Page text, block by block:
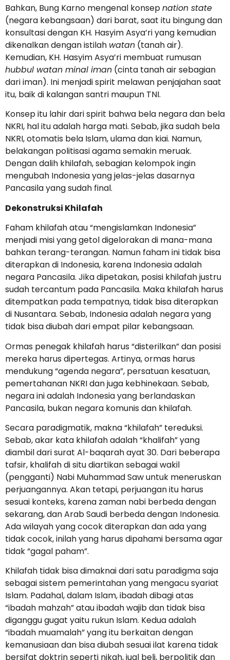
Bahkan, Bung Karno mengenal konsepnation state
(negara kebangsaan) dari barat, saat itu bingung dan
konsultasi dengan KH. Hasyim Asya’ri yang kemudian
dikenalkan dengan istilah watan (tanah air).
Kemudian, KH. Hasyim Asya’ri membuat rumusan
hubbul watan minal iman (cinta tanah air sebagian
dari iman). Ini menjadi spirit melawan penjajahan saat
itu, baik di kalangan santri maupun TNI.
Konsep itu lahir dari spirit bahwa bela negara dan bela
NKRI, hal itu adalah harga mati. Sebab, jika sudah bela
NKRI, otomatis bela Islam, ulama dan kiai. Namun,
belakangan politisasi agama semakin meruak.
Dengan dalih khilafah, sebagian kelompok ingin
mengubah Indonesia yang jelas-jelas dasarnya
Pancasila yang sudah final.
Dekonstruksi Khilafah
Faham khilafah atau “mengislamkan Indonesia”
menjadi misi yang getol digelorakan di mana-mana
bahkan terang-terangan. Namun faham ini tidak bisa
diterapkan di Indonesia, karena Indonesia adalah
negara Pancasila. Jika dipetakan, posisi khilafah justru
sudah tercantum pada Pancasila. Maka khilafah harus
ditempatkan pada tempatnya, tidak bisa diterapkan
di Nusantara. Sebab, Indonesia adalah negara yang
tidak bisa diubah dari empat pilar kebangsaan.
Ormas penegak khilafah harus “disterilkan” dan posisi
mereka harus dipertegas. Artinya, ormas harus
mendukung “agenda negara”, persatuan kesatuan,
pemertahanan NKRI dan juga kebhinekaan. Sebab,
negara ini adalah Indonesia yang berlandaskan
Pancasila, bukan negara komunis dan khilafah.
Secara paradigmatik, makna “khilafah” tereduksi.
Sebab, akar kata khilafah adalah “khalifah” yang
diambil dari surat Al-baqarah ayat 30. Dari beberapa
tafsir, khalifah di situ diartikan sebagai wakil
(pengganti) Nabi Muhammad Saw untuk meneruskan
perjuangannya. Akan tetapi, perjuangan itu harus
sesuai konteks, karena zaman nabi berbeda dengan
sekarang, dan Arab Saudi berbeda dengan Indonesia.
Ada wilayah yang cocok diterapkan dan ada yang
tidak cocok, inilah yang harus dipahami bersama agar
tidak “gagal paham”.
Khilafah tidak bisa dimaknai dari satu paradigma saja
sebagai sistem pemerintahan yang mengacu syariat
Islam. Padahal, dalam Islam, ibadah dibagi atas
“ibadah mahzah” atau ibadah wajib dan tidak bisa
diganggu gugat yaitu rukun Islam. Kedua adalah
“ibadah muamalah” yang itu berkaitan dengan
kemanusiaan dan bisa diubah sesuai ilat karena tidak
bersifat doktrin seperti nikah, jual beli, berpolitik dan